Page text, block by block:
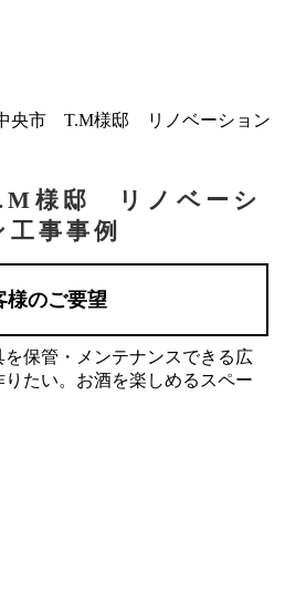
央市 T.M様邸 リノベーション
様邸 リノベーシ
工事事例
様のご要望
保管・メンテナンスできる広
たい。お酒を楽しめるスペー